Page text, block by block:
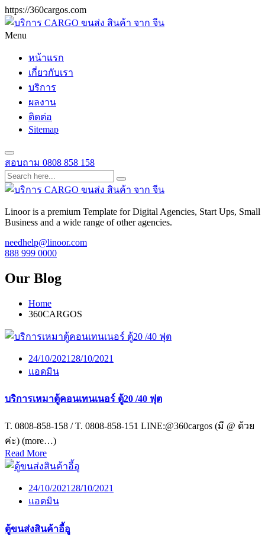
https://360cargos.com
Menu
หน้าแรก
เกี่ยวกับเรา
บริการ
ผลงาน
ติดต่อ
Sitemap
สอบถาม 0808 858 158
Linoor is a premium Template for Digital Agencies, Start Ups, Small
Business and a wide range of other agencies.
needhelp@linoor.com
888 999 0000
Our Blog
Home
360CARGOS
24/10/2021 28/10/2021
แอดมิน
บริการเหมาตู้คอนเทนเนอร์ ตู้20 /40 ฟุต
T. 0808-858-158 / T. 0808-858-151 LINE:@360cargos (มี @ ด้วย
ค่ะ) (more…)
Read More
24/10/2021 28/10/2021
แอดมิน
ตู้ขนส่งสินค้าอี้อู